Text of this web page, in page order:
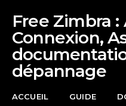
Free Zimbra :
Connexion,
dépannage
ACCUEIL GUIDE